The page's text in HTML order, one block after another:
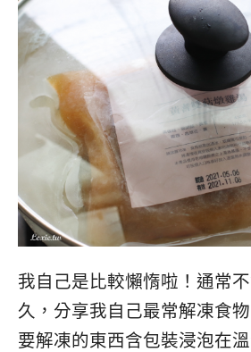
我自己是比較懶惰啦！通常
久，分享我自己最常解凍食
要解凍的東西含包裝浸泡在